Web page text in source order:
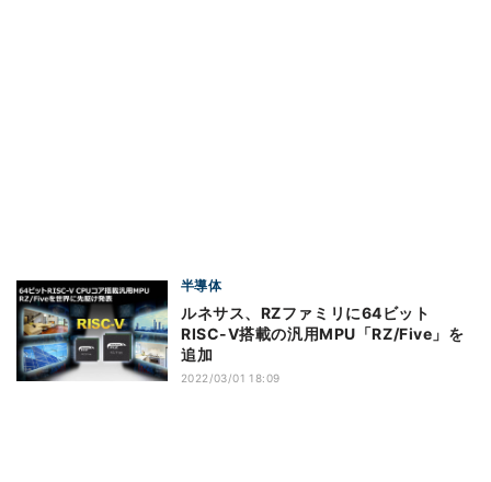
半導体
ルネサス、RZファミリに64ビット
RISC-V搭載の汎用MPU「RZ/Five」を
追加
2022/03/01 18:09